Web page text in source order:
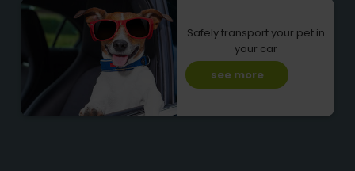
Safely transport your pet in
your car
see more